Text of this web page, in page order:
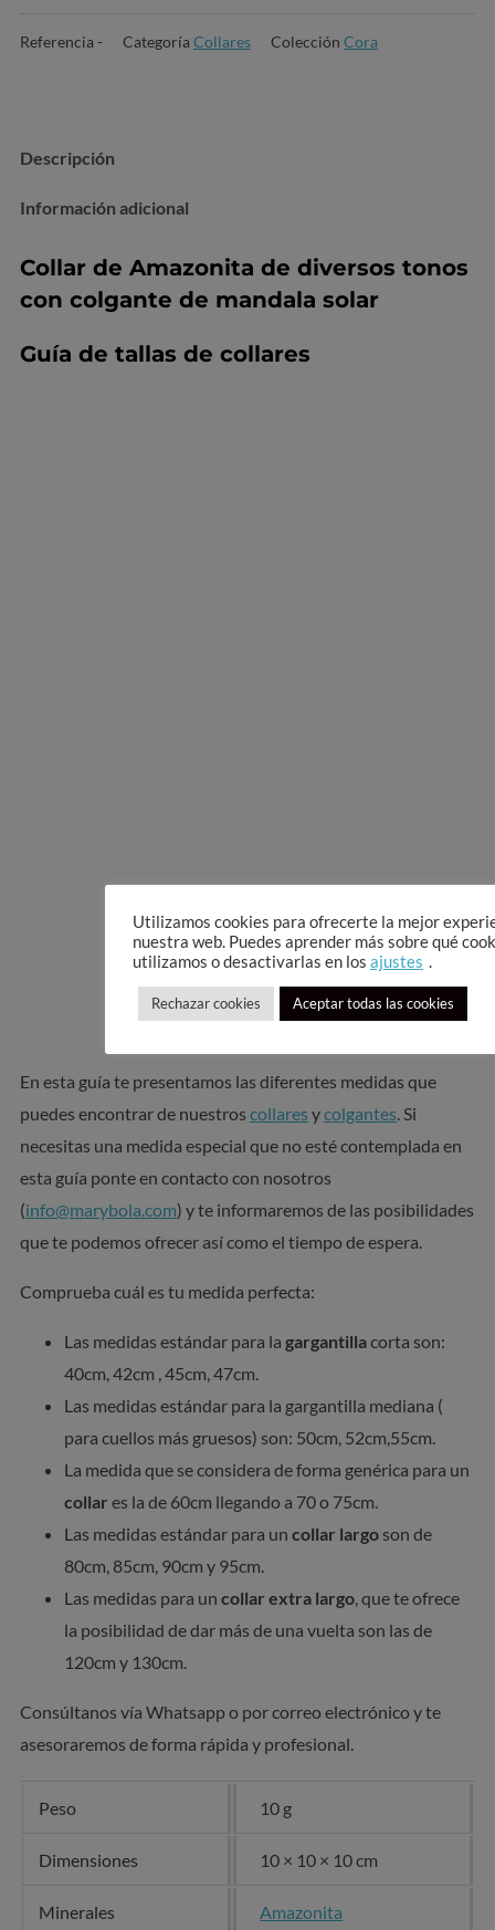
Referencia - Categoría Collares Colección Cora
Descripción
Información adicional
Collar de Amazonita de diversos tonos
con colgante de mandala solar
Guía de tallas de collares
En esta guía te presentamos las diferentes medidas que
puedes encontrar de nuestros collares ycolgantes . Si
necesitas una medida especial que no esté contemplada en
esta guía ponte en contacto con nosotros
(info@marybola.com) y te informaremos de las posibilidades
que te podemos ofrecer así como el tiempo de espera.
Comprueba cuál es tu medida perfecta:
Las medidas estándar para la gargantillacorta son:
40cm, 42cm , 45cm, 47cm.
Las medidas estándar para la gargantilla mediana (
para cuellos más gruesos) son: 50cm, 52cm,55cm.
La medida que se considera de forma genérica para un
collar es la de 60cm llegando a 70 o 75cm.
Las medidas estándar para un collar largo son de
80cm, 85cm, 90cm y 95cm.
Las medidas para un collar extra largo , que te ofrece
la posibilidad de dar más de una vuelta son las de
120cm y 130cm.
Consúltanos vía Whatsapp o por correo electrónico y te
asesoraremos de forma rápida y profesional.
Peso 10 g
Dimensiones 10 × 10 × 10 cm
Minerales Amazonita
Utilizamos cookies para ofrecerte la mejor
nuestra web. Puedes aprender más sobre qué
utilizamos o desactivarlas en los ajustes .
Rechazar cookies Aceptar todas las cookies